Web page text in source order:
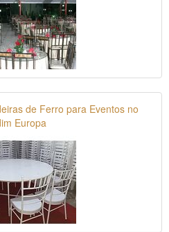
de Ferro para Eventos no
Europa